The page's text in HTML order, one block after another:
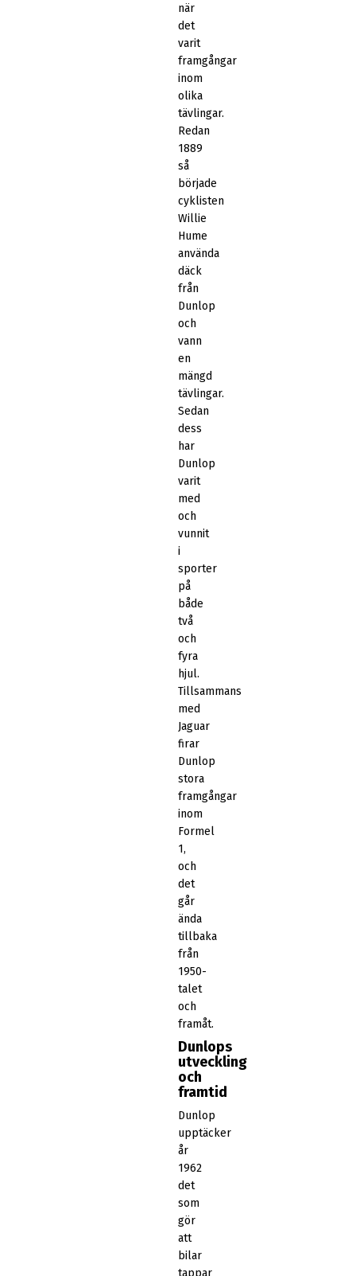
när
det
varit
framgångar
inom
olika
tävlingar.
Redan
1889
så
började
cyklisten
Willie
Hume
använda
däck
från
Dunlop
och
vann
en
mängd
tävlingar.
Sedan
dess
har
Dunlop
varit
med
och
vunnit
i
sporter
på
både
två
och
fyra
hjul.
Tillsammans
med
Jaguar
firar
Dunlop
stora
framgångar
inom
Formel
1,
och
det
går
ända
tillbaka
från
1950-
talet
och
framåt.
Dunlops
utveckling
och
framtid
Dunlop
upptäcker
år
1962
det
som
gör
att
bilar
tappar